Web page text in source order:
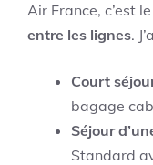
Air France, c’est
entre les lignes.
Court
bagage
Séjour
Standard